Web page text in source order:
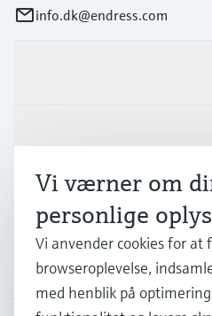
info.dk@endress.com
Virksomhed
Vi værner om
personlige
Vi anvender cookies for at
browseroplevelse,
med henblik på